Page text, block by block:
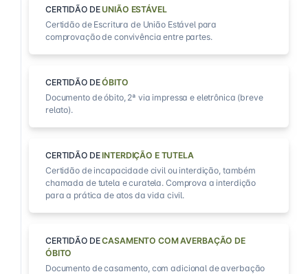
CERTIDÃO DEUNIÃO ESTÁVEL
Certidão de Escritura de União Estável para
comprovação de convivência entre partes.
CERTIDÃO DEÓBITO
Documento de óbito, 2ª via impressa e eletrônica (breve
relato).
CERTIDÃO DEINTERDIÇÃO E TUTELA
Certidão de incapacidade civil ou interdição, também
chamada de tutela e curatela. Comprova a interdição
para a prática de atos da vida civil.
CERTIDÃO DECASAMENTO COM AVERBAÇÃO DE
ÓBITO
Documento de casamento, com adicional de averbação